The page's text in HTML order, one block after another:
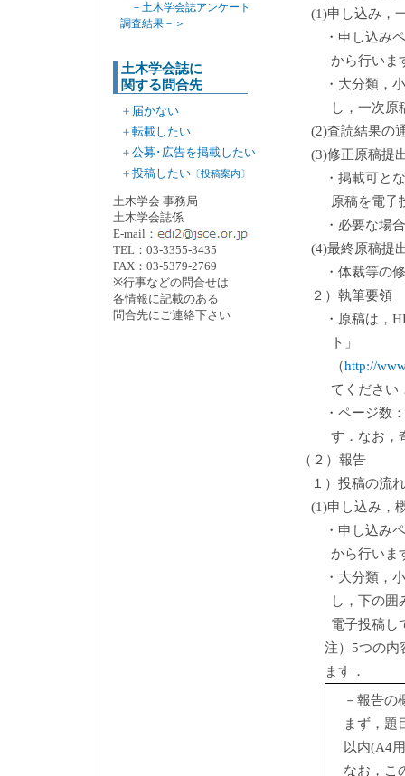
－土木学会誌アンケート
調査結果－＞
土木学会誌に
関する問合先
＋ 届かない
＋ 転載したい
＋ 公募･広告を掲載したい
＋ 投稿したい 〔投稿案内〕
土木学会 事務局
土木学会誌係
E-mail：
TEL：03-3355-3435
FAX：03-5379-2769
※行事などの問合せは
各情報に記載のある
問合先にご連絡下さい
(1)申し込み，
・申し込み
から行いま
・大分類，
し，一次原
(2)査読結果の
(3)修正原稿提
・掲載可と
原稿を電子
・必要な場
(4)最終原稿提
・体裁等の
２）執筆要領
・原稿は，
ト」
（http://
てください
・ページ数
す．なお，
（２）報告
１）投稿の流
(1)申し込み，
・申し込み
から行いま
・大分類，
し，下の囲
電子投稿し
注）5つの内
ます．
－報告の
まず，題
以内(A4
なお，こ